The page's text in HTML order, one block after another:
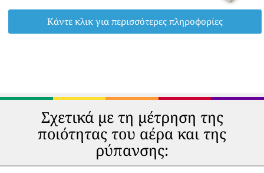
Κάντε κλικ για περισσότερες πληροφορίες
Σχετικά με τη μέτρηση της
ποιότητας του αέρα και της
ρύπανσης: